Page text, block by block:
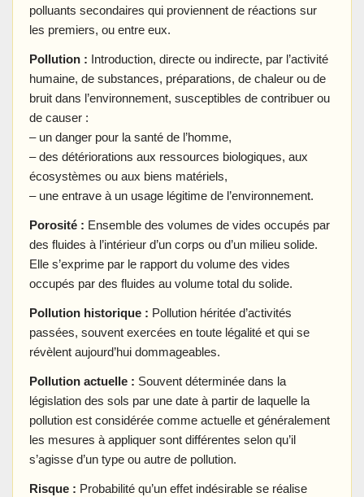
polluants secondaires qui proviennent de réactions sur
les premiers, ou entre eux.
Pollution : Introduction, directe ou indirecte, par l’activité
humaine, de substances, préparations, de chaleur ou de
bruit dans l’environnement, susceptibles de contribuer ou
de causer :
– un danger pour la santé de l’homme,
– des détériorations aux ressources biologiques, aux
écosystèmes ou aux biens matériels,
– une entrave à un usage légitime de l’environnement.
Porosité : Ensemble des volumes de vides occupés par
des fluides à l’intérieur d’un corps ou d’un milieu solide.
Elle s’exprime par le rapport du volume des vides
occupés par des fluides au volume total du solide.
Pollution historique : Pollution héritée d’activités
passées, souvent exercées en toute légalité et qui se
révèlent aujourd’hui dommageables.
Pollution actuelle : Souvent déterminée dans la
législation des sols par une date à partir de laquelle la
pollution est considérée comme actuelle et généralement
les mesures à appliquer sont différentes selon qu’il
s’agisse d’un type ou autre de pollution.
Risque : Probabilité qu’un effet indésirable se réalise